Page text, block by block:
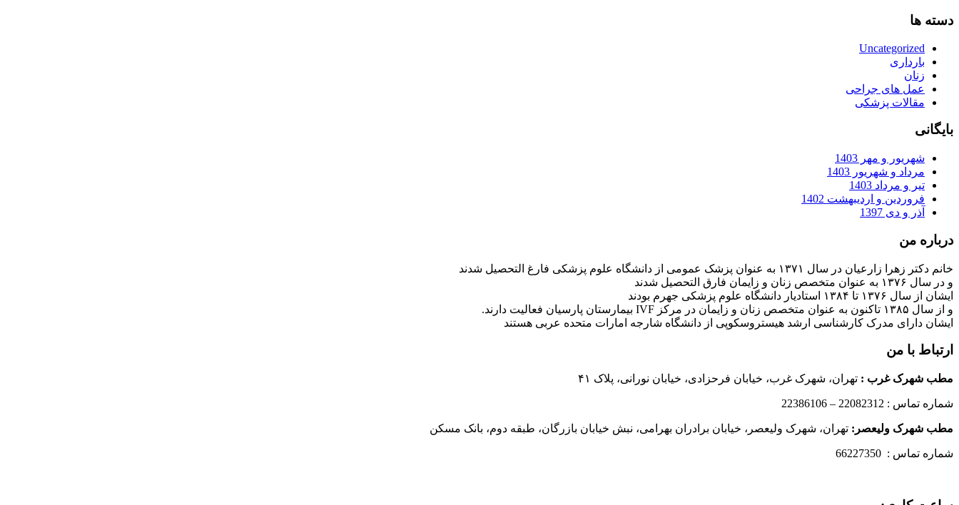
دسته ها
Uncategorized
بارداری
زنان
عمل های جراحی
مقالات پزشکی
بایگانی
شهریور و مهر 1403
مرداد و شهریور 1403
تیر و مرداد 1403
فروردین و اردیبهشت 1402
آذر و دی 1397
درباره من
خانم دکتر زهرا زارعیان در سال ۱۳۷۱ به عنوان پزشک عمومی از دانشگاه علوم پزشکی فارغ التحصیل شدند
و در سال ۱۳۷۶ به عنوان متخصص زنان و زایمان فارق التحصیل شدند
ایشان از سال ۱۳۷۶ تا ۱۳۸۴ استادیار دانشگاه علوم پزشکی جهرم بودند
و از سال ۱۳۸۵ تاکنون به عنوان متخصص زنان و زایمان در مرکز IVF بیمارستان پارسیان فعالیت دارند.
ایشان دارای مدرک کارشناسی ارشد هیستروسکوپی از دانشگاه شارجه امارات متحده عربی هستند
ارتباط با من
مطب شهرک غرب : تهران، شهرک غرب، خیابان فرحزادی، خیابان نورانی، پلاک ۴۱
شماره تماس : 22082312 – 22386106
مطب شهرک ولیعصر: تهران، شهرک ولیعصر، خیابان برادران بهرامی، نبش خیابان بازرگان، طبقه دوم، بانک مسکن
شماره تماس : 66227350